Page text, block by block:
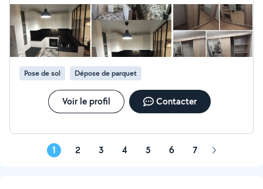
Mon engagement : un travail d'excellence, réalisé avec
rigueur et passion, dans les délais. Un seul interlocuteur
pour tous vos projets, une seule promesse : la
perfection. Ne laissez rien au hasard, choisissez un
expert !
Pose de sol Dépose de parquet
Voir le profil Contacter
1 2 3 4 5 6 7 Page